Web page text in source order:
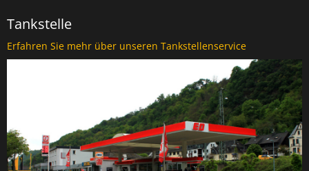
Tankstelle
Erfahren Sie mehr über unseren Tankstellenservice